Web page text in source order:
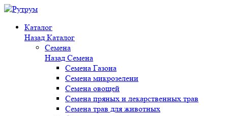
Каталог
Назад Каталог
Семена
Назад Семена
Семена Газона
Семена микрозелени
Семена овощей
Семена пряных и лекарственных трав
Семена трав для животных